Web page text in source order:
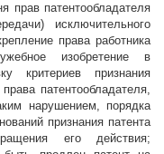
прав патентообладателя
исключительного
права работника
изобретение в
критериев признания
патентообладателя,
нарушением, порядка
признания патента
его действия;